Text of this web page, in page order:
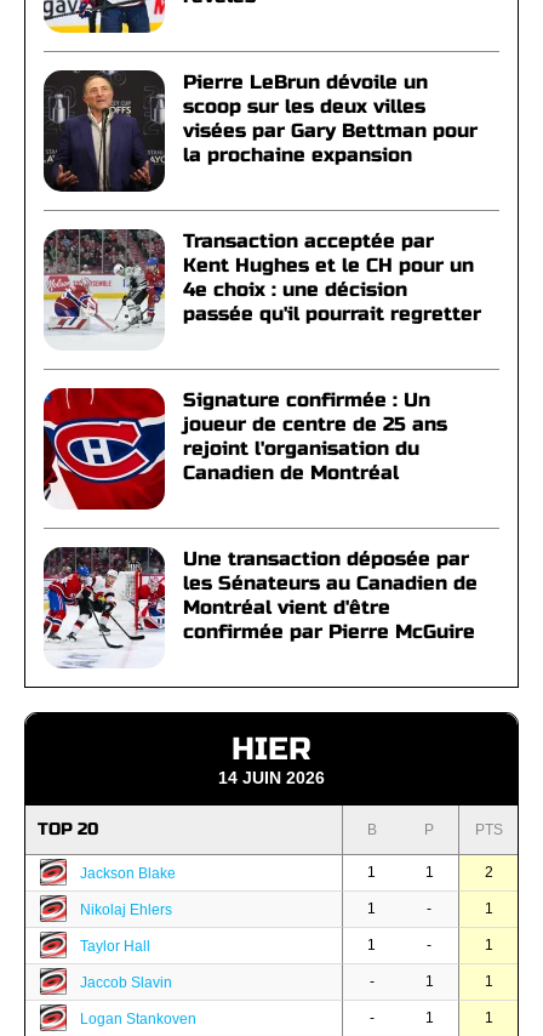
Pierre LeBrun dévoile un
scoop sur les deux villes
visées par Gary Bettman pour
la prochaine expansion
Transaction acceptée par
Kent Hughes et le CH pour un
4e choix : une décision
passée qu'il pourrait regretter
Signature confirmée : Un
joueur de centre de 25 ans
rejoint l'organisation du
Canadien de Montréal
Une transaction déposée par
les Sénateurs au Canadien de
Montréal vient d'être
confirmée par Pierre McGuire
HIER
14 JUIN 2026
TOP 20 B P PTS
Jackson Blake 1 1 2
Nikolaj Ehlers 1 - 1
Taylor Hall 1 - 1
Jaccob Slavin - 1 1
Logan Stankoven - 1 1